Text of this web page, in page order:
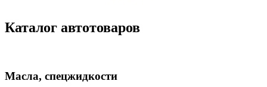
Каталог автотоваров
Масла, спецжидкости